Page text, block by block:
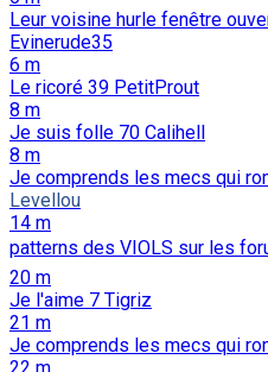
Leur voisine hurle fenêtre
Evinerude35
6 m
Le ricoré 39 PetitProut
8 m
Je suis folle 70 Calihell
8 m
Je comprends les mecs qui
Levellou
14 m
patterns des VIOLS sur les
20 m
Je l'aime 7 Tigriz
21 m
Je comprends les mecs qui